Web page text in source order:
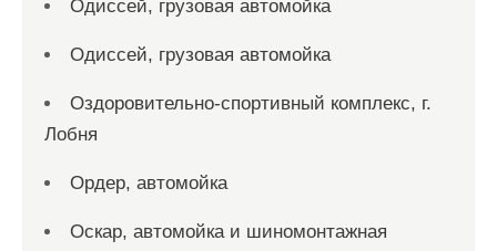
Одиссей, грузовая автомойка
Одиссей, грузовая автомойка
Оздоровительно-спортивный комплекс, г.
Лобня
Ордер, автомойка
Оскар, автомойка и шиномонтажная